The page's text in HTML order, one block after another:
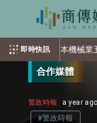
即時快訊
科、川崎重工業揭示致
合作媒體
警政時報 a year ago
#警政時報